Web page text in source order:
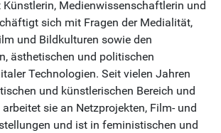
Künstlerin, Medienwissenschaftlerin und
sich mit Fragen der Medialität,
und Bildkulturen sowie den
ästhetischen und politischen
Technologien. Seit vielen Jahren
und künstlerischen Bereich und
sie an Netzprojekten, Film- und
und ist in feministischen und